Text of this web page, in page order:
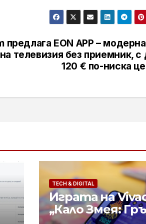
предлага EON APP –
телевизия без приемник, с
120 € по-ниска
TECH & DIGITAL
Играта на
„Кало Змея: